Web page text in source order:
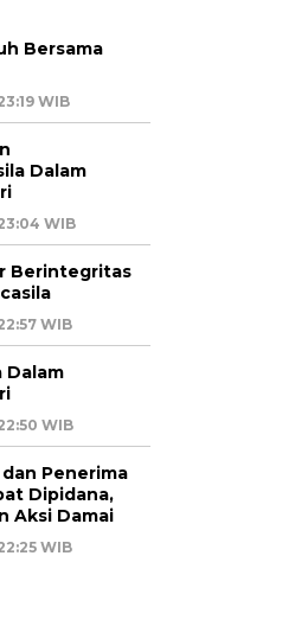
Bersama
WIB
Dalam
WIB
Berintegritas
WIB
Dalam
WIB
Penerima
Dipidana,
Aksi Damai
WIB